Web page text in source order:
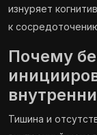
изнуряет
к
Почему
Тишина и